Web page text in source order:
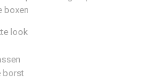
buiten wassen.
boxen
look
borst